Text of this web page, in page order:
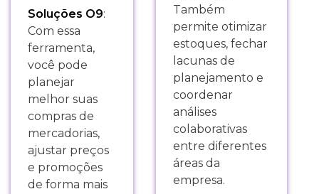
Soluções O9:
Com essa
ferramenta,
você pode
planejar
melhor suas
compras de
mercadorias,
ajustar preços
e promoções
de forma mais
Também
permite otimizar
estoques, fechar
lacunas de
planejamento e
coordenar
análises
colaborativas
entre diferentes
áreas da
empresa.